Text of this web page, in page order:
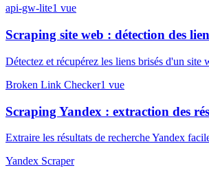
api-gw-lite1 vue
Scraping site web : détection des
Détectez et récupérez les liens brisés d'un
Broken Link Checker1 vue
Scraping Yandex : extraction des
Extraire les résultats de recherche Yandex
Yandex Scraper